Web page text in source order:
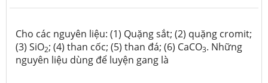
Cho các nguyên liệu: (1) Quặng sắt; (2) quặng cromit;
(3) SiO2; (4) than cốc; (5) than đá; (6) CaCO3. Những
nguyên liệu dùng để luyện gang là